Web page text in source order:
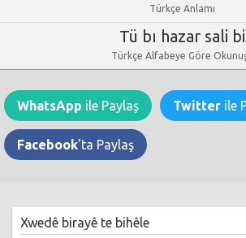
Türkçe Anlamı
Tü bı hazar sali bi
Türkçe Alfabeye Göre
WhatsApp ile Paylaş Twitter ile
Facebook'ta Paylaş
Xwedê birayê te bihêle